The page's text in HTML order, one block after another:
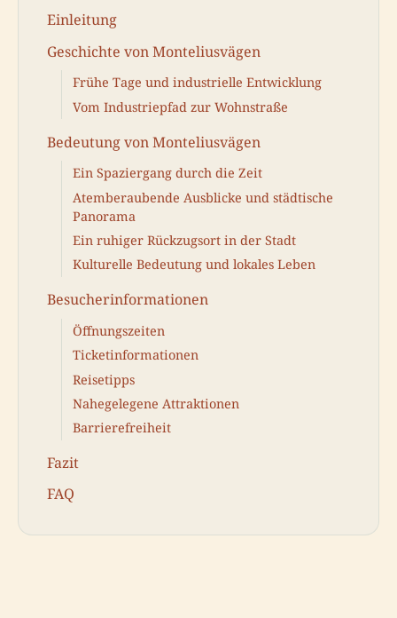
Einleitung
Geschichte von Monteliusvägen
Frühe Tage und industrielle Entwicklung
Vom Industriepfad zur Wohnstraße
Bedeutung von Monteliusvägen
Ein Spaziergang durch die Zeit
Atemberaubende Ausblicke und städtische
Panorama
Ein ruhiger Rückzugsort in der Stadt
Kulturelle Bedeutung und lokales Leben
Besucherinformationen
Öffnungszeiten
Ticketinformationen
Reisetipps
Nahegelegene Attraktionen
Barrierefreiheit
Fazit
FAQ